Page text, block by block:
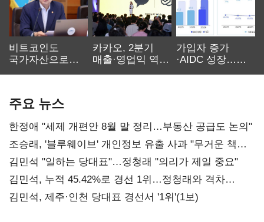
비트코인도
국가자산으로…'
카카오, 2분기
매출·영업익 역대
가입자 증가
·AIDC 성장…
주요 뉴스
한정애 "세제 개편안 8월 말 정리…부동산 공급도 논의"
조승래, '블루웨이브' 개인정보 유출 사과 "무거운 책임
통감"
김민석 "일하는 당대표"…정청래 "의리가 제일 중요"
김민석, 누적 45.42%로 경선 1위…정청래와 격차
0.86%p(2보)
김민석, 제주·인천 당대표 경선서 '1위'(1보)